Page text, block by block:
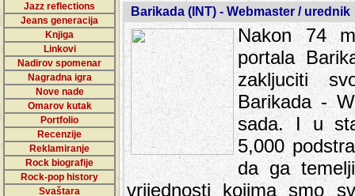
Jazz reflections
Jeans generacija
Knjiga
Linkovi
Nadirov spomenar
Nagradna igra
Nove nade
Omarov kutak
Portfolio
Recenzije
Reklamiranje
Rock biografije
Rock-pop history
Svaštara
Barikada (INT) - Webmaster / urednik
Nakon 74
portala
zakljuciti
Barikada -
sada. I u
5,000
da ga
vrijednosti kojima smo